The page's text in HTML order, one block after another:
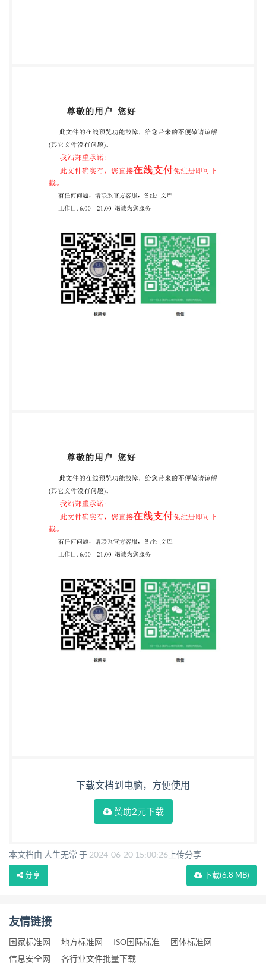
下载文档到电脑，方便使用
赞助2元下载
本文档由 人生无常 于 2024-06-20 15:00:26 上传分享
下载(6.8 MB)
分享
友情链接
国家标准网 地方标准网 ISO国际标准
团体标准网
信息安全网
各行业文件批量下载